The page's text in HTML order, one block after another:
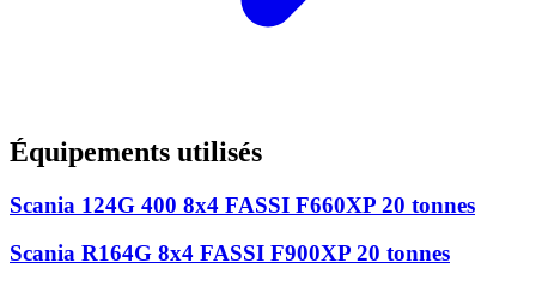
Équipements utilisés
Scania 124G 400 8x4 FASSI F660XP 20 tonnes
Scania R164G 8x4 FASSI F900XP 20 tonnes